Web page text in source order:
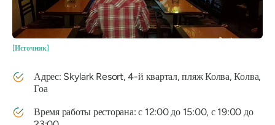
[Источник]
Адрес: Skylark Resort, 4-й квартал, пляж Колва, Колва,
Гоа
Время работы ресторана: с 12:00 до 15:00, с 19:00 до